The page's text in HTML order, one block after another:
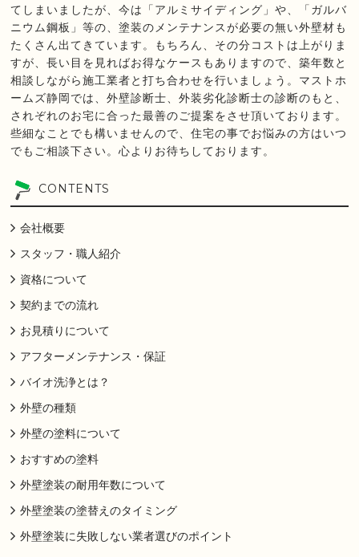
てしまいましたが、今は「アルミサイディング」や、「ガルバ
ニウム鋼板」等の、塗装のメンテナンスが必要の無い外壁材も
たくさん出てきています。もちろん、その分コストは上がりま
すが、長い目を見ればお得なケースもありますので、築年数と
相談しながら施工業者と打ち合わせを行いましょう。マストホ
ームズ静岡では、外壁診断士、外装劣化診断士の診断のもと、
されぞれのお宅に合った最善のご提案をさせ頂いております。
些細なことでも構いませんので、住宅の事でお悩みの方はいつ
でもご相談下さい。心よりお待ちしております。
CONTENTS
会社概要
スタッフ・職人紹介
資格について
契約までの流れ
お見積りについて
アフターメンテナンス・保証
バイオ洗浄とは？
外壁の種類
外壁の塗料について
おすすめの塗料
外壁塗装の耐用年数について
外壁塗装の塗替えのタイミング
外壁塗装に失敗しない業者選びのポイント